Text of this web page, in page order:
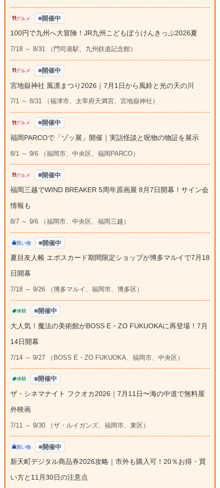
グルメ 開催中
100円で九州へ大冒険！JR九州こどもぼうけんきっぷ2026夏
7/18 ～ 8/31 （門司港駅、九州鉄道記念館）
グルメ 開催中
宮地嶽神社 風凛まつり2026｜7月1日から風鈴と光の天の川
7/1 ～ 8/31 （福津市、太宰府天満宮、宮地嶽神社）
グルメ 開催中
福岡PARCOで「ゾッ展」開催｜実話怪談と呪物の物証を展示
8/1 ～ 9/6 （福岡市、中央区、福岡PARCO）
グルメ 開催中
福岡三越でWIND BREAKER 5周年原画展 8月7日開幕！サイン会
情報も
8/7 ～ 9/6 （福岡市、中央区、福岡三越）
買い物 開催中
夏目友人帳 エポスカード期間限定ショップが博多マルイで7月18
日開幕
7/18 ～ 9/26 （博多マルイ、福岡市、博多区）
体験 開催中
大人気！魔法の美術館がBOSS E・ZO FUKUOKAに再登場！7月
14日開幕
7/14 ～ 9/27 （BOSS E・ZO FUKUOKA、福岡市、中央区）
体験 開催中
ザ・シネマナイト フクオカ2026｜7月11日〜海の中道で無料屋
外映画
7/11 ～ 9/30 （ザ・ルイガンズ、福岡市、東区）
買い物 開催中
新天町デジタル商品券2026攻略｜市外も購入可！20％お得・買
い方と11月30日の注意点